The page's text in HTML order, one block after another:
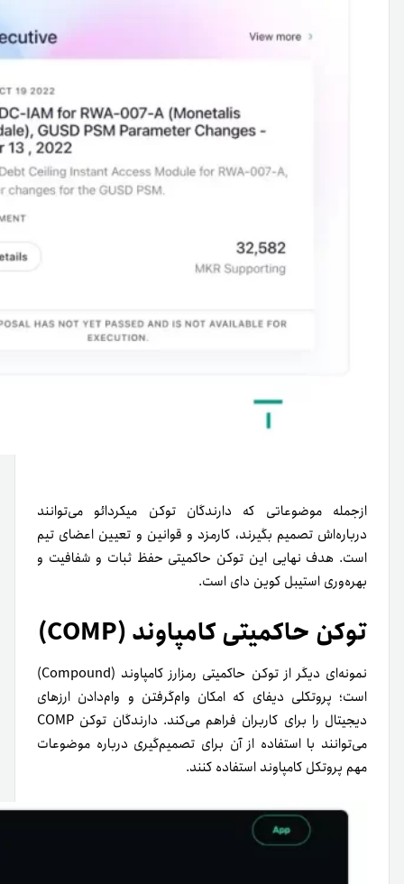
ازجمله موضوعاتی که دارندگان توکن میکردائو می‌توانند
درباره‌اش تصمیم بگیرند، کارمزد و قوانین و تعیین اعضای تیم
است. هدف نهایی این توکن حاکمیتی حفظ ثبات و شفافیت و
بهره‌وری استیبل کوین دای است.
توکن حاکمیتی کامپاوند (COMP)
نمونه‌ای دیگر از توکن حاکمیتی رمزارز کامپاوند (Compound)
است؛ پروتکلی دیفای که امکان وام‌‌گرفتن و وام‌دادن ارزهای
دیجیتال را برای کاربران فراهم می‌کند. دارندگان توکن COMP
می‌توانند با استفاده از آن برای تصمیم‌گیری درباره موضوعات
مهم پروتکل کامپاوند استفاده کنند.